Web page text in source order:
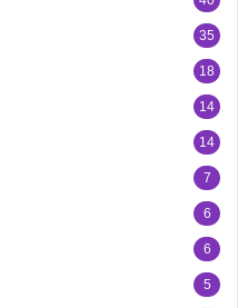
35
18
14
14
7
6
6
5